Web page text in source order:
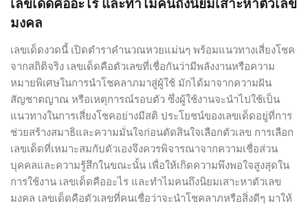
มงคล
เลขเด็ดงวดนี้ เปิดตำราคำนวณหวยแม่นๆ พร้อมแนวทางเสี่ยงโชค
จากสถิติจริง เลขเด็ดคือตัวเลขที่เชื่อกันว่ามีพลังงานหรือความ
หมายพิเศษในการนำโชคลาภมาสู่ผู้ใช้ มักได้มาจากความฝัน
สัญชาตญาณ หรือเหตุการณ์รอบตัว ซึ่งผู้ใช้งานจะนำไปใช้เป็น
แนวทางในการเสี่ยงโชคอย่างมีสติ ประโยชน์ของเลขเด็ดอยู่ที่การ
ช่วยสร้างสมาธิและความมั่นใจก่อนตัดสินใจเลือกตัวเลข การเลือก
เลขเด็ดที่เหมาะสมกับตัวเองจึงควรพิจารณาจากความเชื่อส่วน
บุคคลและความรู้สึกในขณะนั้น เพื่อให้เกิดความพึงพอใจสูงสุดใน
การใช้งาน เลขเด็ดคืออะไร และทำไมคนถึงนิยมเสาะหาตัวเลข
มงคล เลขเด็ดคือตัวเลขที่คนเชื่อว่าจะนำโชคลาภหรือสิ่งดีๆ มาให้